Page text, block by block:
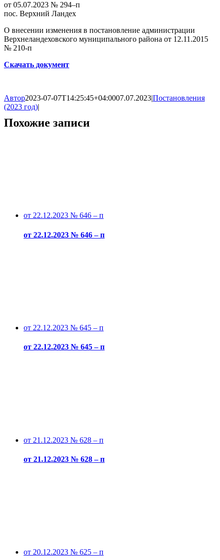
от 05.07.2023 № 294–п
пос. Верхний Ландех
О внесении изменения в постановление администрации
Верхнеландеховского муниципального района от 12.11.2015
№ 210-п
Скачать документ
Автор2023-07-07T14:25:45+04:0007.07.2023|Постановления
(2023 год)|
Похожие записи
от 22.12.2023 № 646 – п
от 22.12.2023 № 646 – п
от 22.12.2023 № 645 – п
от 22.12.2023 № 645 – п
от 21.12.2023 № 628 – п
от 21.12.2023 № 628 – п
от 20.12.2023 № 625 – п